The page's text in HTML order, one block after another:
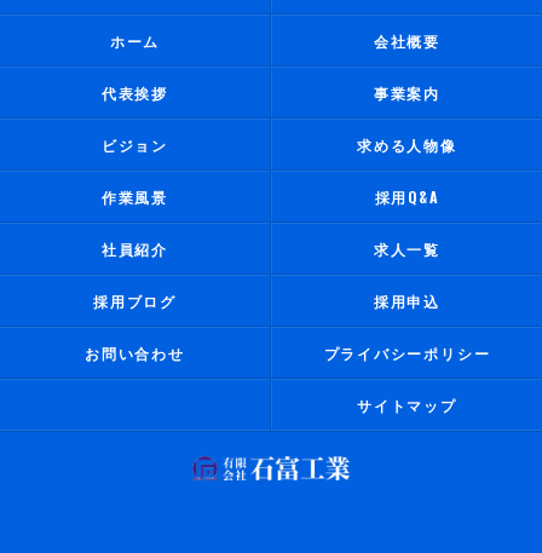
ホーム 会社概要
代表挨拶 事業案内
ビジョン 求める人物像
作業風景 採用Q&A
社員紹介 求人一覧
採用ブログ 採用申込
お問い合わせ プライバシーポリシー
サイトマップ